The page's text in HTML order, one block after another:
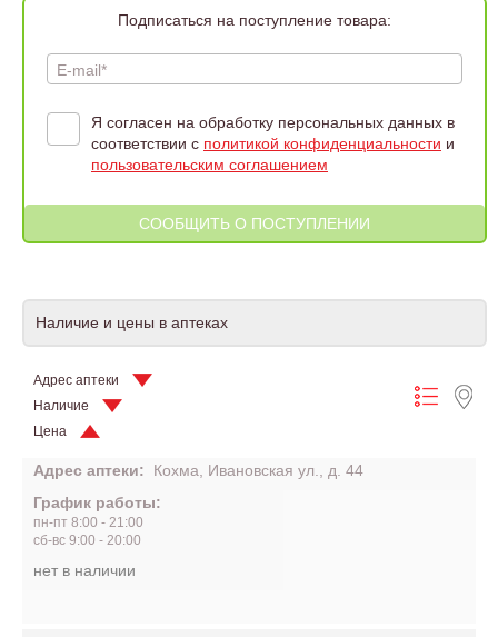
Подписаться на поступление товара:
E-mail*
Я согласен на обработку персональных данных в
соответствии с политикой конфиденциальности и
пользовательским соглашением
Наличие и цены в аптеках
Адрес аптеки
Наличие
Цена
Адрес аптеки:
Кохма, Ивановская ул., д. 44
График работы:
пн-пт 8:00 - 21:00
сб-вс 9:00 - 20:00
нет в наличии